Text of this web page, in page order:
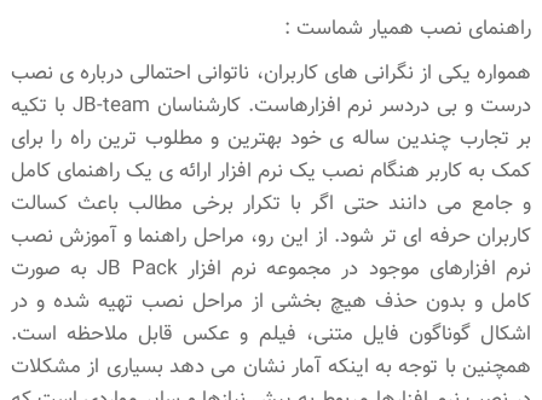
راهنمای نصب همیار شماست :
همواره یکی از نگرانی های کاربران، ناتوانی احتمالی درباره ی نصب
درست و بی دردسر نرم افزارهاست. کارشناسان JB-team با تکیه
بر تجارب چندین ساله ی خود بهترین و مطلوب ترین راه را برای
کمک به کاربر هنگام نصب یک نرم افزار ارائه ی یک راهنمای کامل
و جامع می دانند حتی اگر با تکرار برخی مطالب باعث کسالت
کاربران حرفه ای تر شود. از این رو، مراحل راهنما و آموزش نصب
نرم افزارهای موجود در مجموعه نرم افزار JB Pack به صورت
کامل و بدون حذف هیچ بخشی از مراحل نصب تهیه شده و در
اشکال گوناگون فایل متنی، فیلم و عکس قابل ملاحظه است.
همچنین با توجه به اینکه آمار نشان می دهد بسیاری از مشکلات